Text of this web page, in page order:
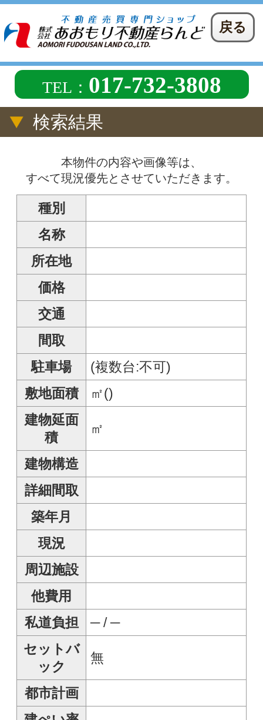
戻る
TEL：017-732-3808
検索結果
本物件の内容や画像等は、
すべて現況優先とさせていただきます。
所在地
価格
交通
間取
駐車場
(複数台:不可)
敷地面積
建物延面
積
建物構造
詳細間取
築年月
現況
周辺施設
他費用
私道負担
セットバ
ック
無
都市計画
建ぺい率
容積率
用途地域
地目
地勢
道路
規制
バス
トイレ
設備
備考